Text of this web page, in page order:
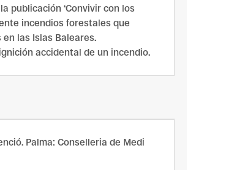
publicación ‘Convivir con los
incendios forestales que
las Islas Baleares.
accidental de un incendio.
Palma: Conselleria de Medi